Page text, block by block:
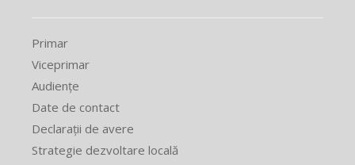
Primar
Viceprimar
Audiențe
Date de contact
Declarații de avere
Strategie dezvoltare locală